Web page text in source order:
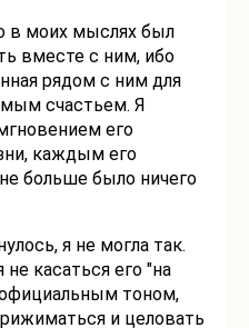
в моих мыслях был
вместе с ним, ибо
рядом с ним для
счастьем. Я
его
каждым его
больше было ничего
я не могла так.
касаться его "на
тоном,
и целовать